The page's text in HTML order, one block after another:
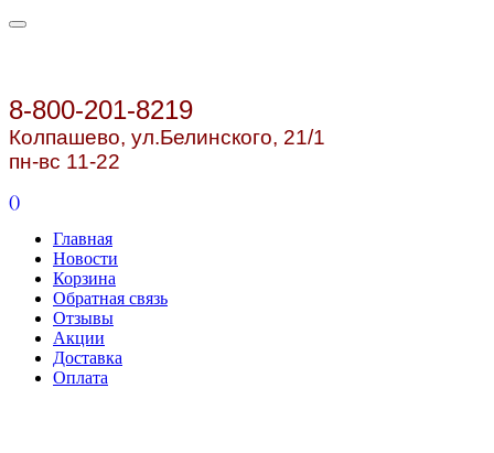
8-800-201-8219
Колпашево, ул.Белинского, 21/1
пн-вс 11-22
()
Главная
Новости
Корзина
Обратная связь
Отзывы
Акции
Доставка
Оплата